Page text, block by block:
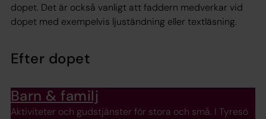
dopet. Det är också vanligt att faddern medverkar vid
dopet med exempelvis ljuständning eller textläsning.
Efter dopet
Barn & familj
Aktiviteter och gudstjänster för stora och små. I Tyresö